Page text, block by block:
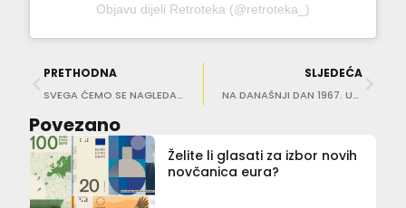
Objavu dijeli Retroteka (@retroteka_)
PRETHODNA
SVEGA ĆEMO SE NAGLEDATI Osvježenje potražili u moru – u Gružu!
SLJEDEĆA
NA DANAŠNJI DAN 1967. Umro naš znameniti slikar, kolorist, Antun Masle
Povezano
Želite li glasati za izbor novih
novčanica eura?